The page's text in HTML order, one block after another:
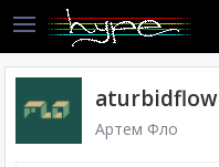
aturbidflow
Артем Фло